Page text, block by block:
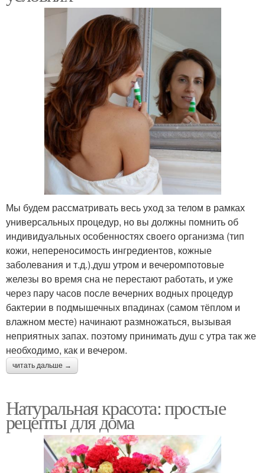
Мы будем рассматривать весь уход за телом в рамках
универсальных процедур, но вы должны помнить об
индивидуальных особенностях своего организма (тип
кожи, непереносимость ингредиентов, кожные
заболевания и т.д.).душ утром и вечеромпотовые
железы во время сна не перестают работать, и уже
через пару часов после вечерних водных процедур
бактерии в подмышечных впадинах (самом тёплом и
влажном месте) начинают размножаться, вызывая
неприятных запах. поэтому принимать душ с утра так же
необходимо, как и вечером.
читать дальше →
Натуральная красота: простые
рецепты для дома